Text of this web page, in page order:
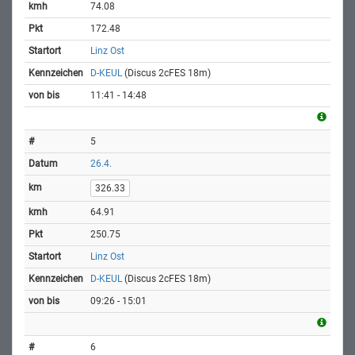
74.08
172.48
Linz Ost
D-KEUL(Discus 2cFES 18m)
11:41 - 14:48
5
26.4.
326.33
64.91
250.75
Linz Ost
D-KEUL(Discus 2cFES 18m)
09:26 - 15:01
6